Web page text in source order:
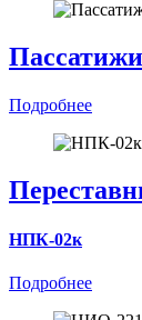
Подробнее
НПК-02к
Подробнее